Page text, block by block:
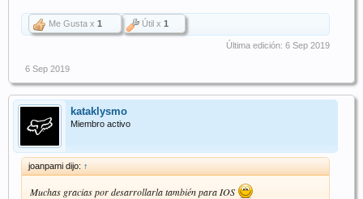
Me Gusta x 1 Útil x 1
Última edición: 6 Sep 2019
6 Sep 2019
kataklysmo
Miembro activo
joanpami dijo: ↑
Muchas gracias por desarrollarla también para IOS